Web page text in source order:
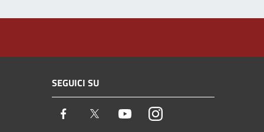
SEGUICI SU
Facebook Twitter YoutubeInstagram